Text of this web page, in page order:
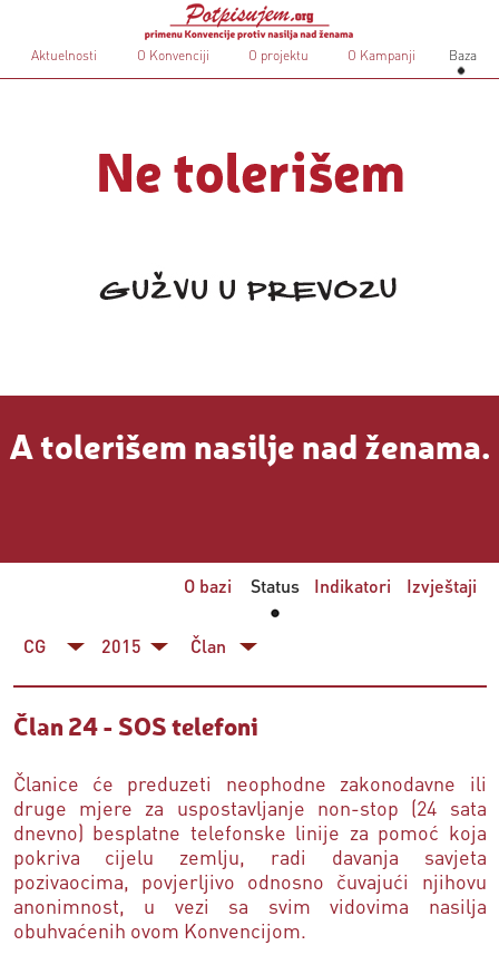
Aktuelnosti O Konvenciji O projektu O Kampanji Baza
A tolerišem nasilje nad ženama.
CG 2015 Član
O bazi Status Indikatori Izvještaji
Član 24 - SOS telefoni
Članice će preduzeti neophodne zakonodavne ili
druge mjere za uspostavljanje non-stop (24 sata
dnevno) besplatne telefonske linije za pomoć koja
pokriva cijelu zemlju, radi davanja savjeta
pozivaocima, povjerljivo odnosno čuvajući njihovu
anonimnost, u vezi sa svim vidovima nasilja
obuhvaćenih ovom Konvencijom.